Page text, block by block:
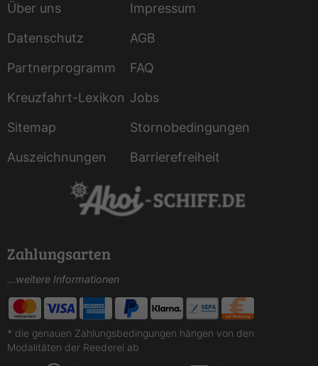
Über uns
Impressum
Datenschutz
AGB
Partnerprogramm
FAQ
Kreuzfahrt-Lexikon Jobs
Sitemap
Stornobedingungen
Auszeichnungen
Barrierefreiheit
Zahlungsarten
...weitere Informationen
* die genauen Zahlungsbedingungen hängen von den
Modalitäten der Reederei ab